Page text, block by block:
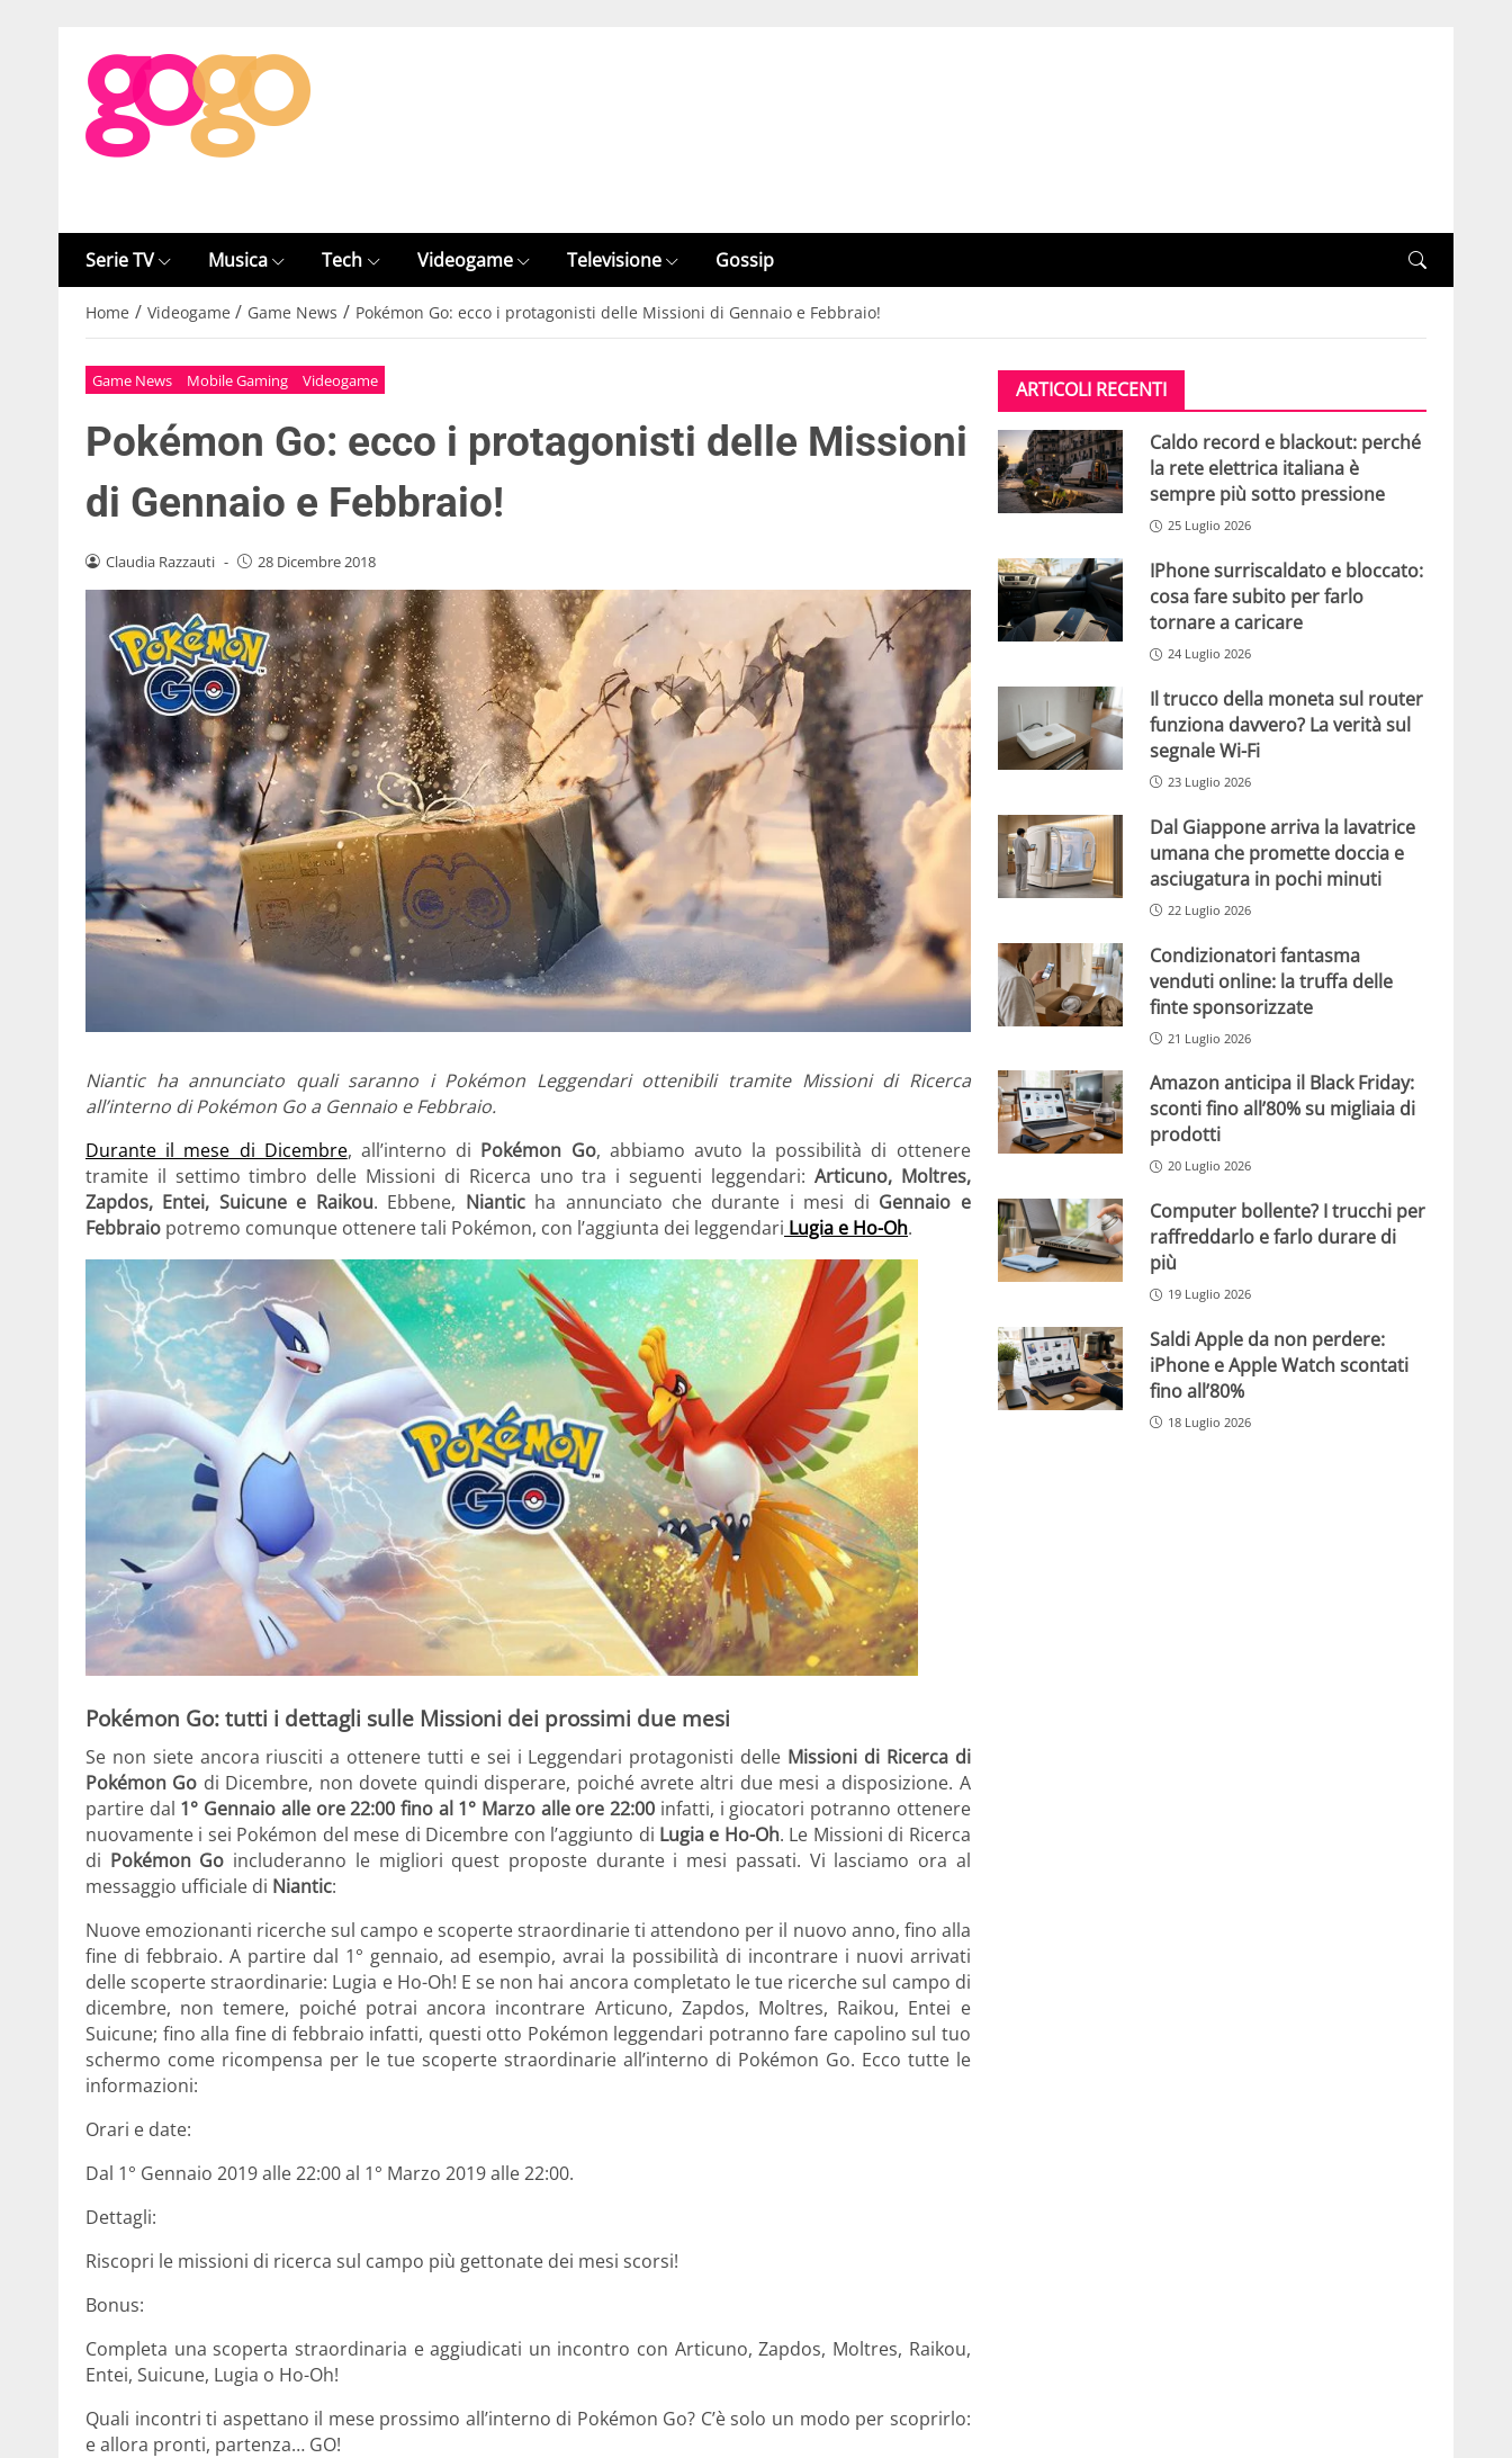
Serie TV Musica Tech Videogame Televisione Gossip
Home / Videogame / Game News / Pokémon Go: ecco i protagonisti delle Missioni di Gennaio e Febbraio!
Game News Mobile Gaming Videogame
Pokémon Go: ecco i protagonisti delle Missioni
di Gennaio e Febbraio!
Claudia Razzauti - 28 Dicembre 2018
Niantic ha annunciato quali saranno i Pokémon Leggendari ottenibili tramite Missioni di Ricerca
all’interno di Pokémon Go a Gennaio e Febbraio.
Durante il mese di Dicembre, all’interno di Pokémon Go, abbiamo avuto la possibilità di ottenere
tramite il settimo timbro delle Missioni di Ricerca uno tra i seguenti leggendari: Articuno, Moltres,
Zapdos, Entei, Suicune e Raikou. Ebbene, Nianticha annunciato che durante i mesi di Gennaio e
Febbraio potremo comunque ottenere tali Pokémon, con l’aggiunta dei leggendari Lugia e Ho-Oh.
Pokémon Go: tutti i dettagli sulle Missioni dei prossimi due mesi
Se non siete ancora riusciti a ottenere tutti e sei i Leggendari protagonisti delle Missioni di Ricerca di
Pokémon Go di Dicembre, non dovete quindi disperare, poiché avrete altri due mesi a disposizione. A
partire dal 1° Gennaio alle ore 22:00 fino al 1° Marzo alle ore 22:00 infatti, i giocatori potranno ottenere
nuovamente i sei Pokémon del mese di Dicembre con l’aggiunto di Lugia e Ho-Oh. Le Missioni di Ricerca
di Pokémon Go includeranno le migliori quest proposte durante i mesi passati. Vi lasciamo ora al
messaggio ufficiale di Niantic:
Nuove emozionanti ricerche sul campo e scoperte straordinarie ti attendono per il nuovo anno, fino alla
fine di febbraio. A partire dal 1° gennaio, ad esempio, avrai la possibilità di incontrare i nuovi arrivati
delle scoperte straordinarie: Lugia e Ho-Oh! E se non hai ancora completato le tue ricerche sul campo di
dicembre, non temere, poiché potrai ancora incontrare Articuno, Zapdos, Moltres, Raikou, Entei e
Suicune; fino alla fine di febbraio infatti, questi otto Pokémon leggendari potranno fare capolino sul tuo
schermo come ricompensa per le tue scoperte straordinarie all’interno di Pokémon Go. Ecco tutte le
informazioni:
Orari e date:
Dal 1° Gennaio 2019 alle 22:00 al 1° Marzo 2019 alle 22:00.
Dettagli:
Riscopri le missioni di ricerca sul campo più gettonate dei mesi scorsi!
Bonus:
Completa una scoperta straordinaria e aggiudicati un incontro con Articuno, Zapdos, Moltres, Raikou,
Entei, Suicune, Lugia o Ho-Oh!
Quali incontri ti aspettano il mese prossimo all’interno di Pokémon Go? C’è solo un modo per scoprirlo:
e allora pronti, partenza… GO!
ARTICOLI RECENTI
Caldo record e blackout: perché
la rete elettrica italiana è
sempre più sotto pressione
25 Luglio 2026
IPhone surriscaldato e bloccato:
cosa fare subito per farlo
tornare a caricare
24 Luglio 2026
Il trucco della moneta sul router
funziona davvero? La verità sul
segnale Wi-Fi
23 Luglio 2026
Dal Giappone arriva la lavatrice
umana che promette doccia e
asciugatura in pochi minuti
22 Luglio 2026
Condizionatori fantasma
venduti online: la truffa delle
finte sponsorizzate
21 Luglio 2026
Amazon anticipa il Black Friday:
sconti fino all’80% su migliaia di
prodotti
20 Luglio 2026
Computer bollente? I trucchi per
raffreddarlo e farlo durare di
più
19 Luglio 2026
Saldi Apple da non perdere:
iPhone e Apple Watch scontati
fino all’80%
18 Luglio 2026